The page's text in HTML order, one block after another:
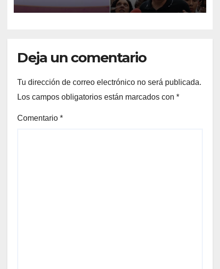
Veracruz
Deja un comentario
Tu dirección de correo electrónico no será publicada.
Los campos obligatorios están marcados con *
Comentario *